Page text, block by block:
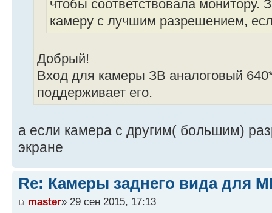
чтобы соответствовала монитору.
камеру с лучшим разрешением,
Добрый!
Вход для камеры ЗВ аналоговый
поддерживает его.
а если камера с другим( большим)
экране
Re: Камеры заднего вида для
master» 29 сен 2015, 17:13